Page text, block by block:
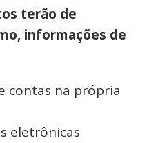
terão de
informações de
contas na própria
eletrônicas